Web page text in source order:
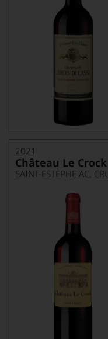
2021
Château Le Crock
SAINT-ESTÈPHE AC,